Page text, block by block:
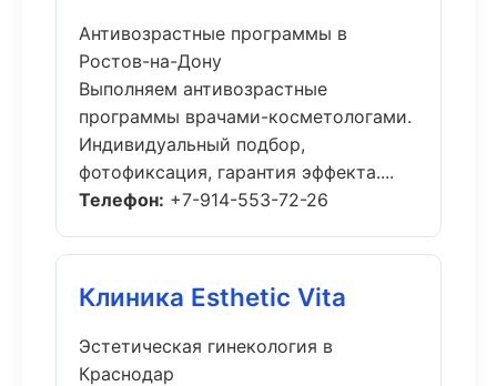
Антивозрастные программы в
Ростов-на-Дону
Выполняем антивозрастные
программы врачами-косметологами.
Индивидуальный подбор,
фотофиксация, гарантия эффекта....
Телефон: +7-914-553-72-26
Клиника Esthetic Vita
Эстетическая гинекология в
Краснодар